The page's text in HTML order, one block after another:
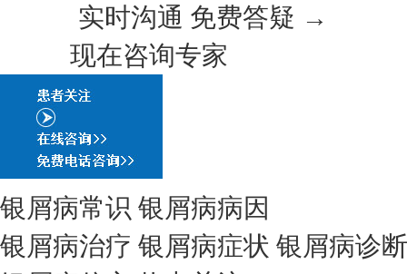
实时沟通 免费答疑 →
现在咨询专家
银屑病常识 银屑病病因
银屑病治疗 银屑病症状 银屑病诊断